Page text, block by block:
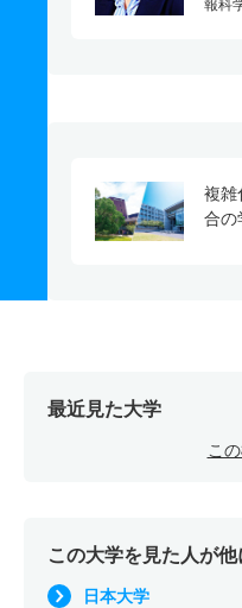
報科
複雑
合の
最近見た大学
こ
この大学を見た人が
日本大学